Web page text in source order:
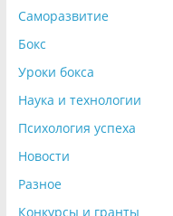
Саморазвитие
Бокс
Уроки бокса
Наука и технологии
Психология успеха
Новости
Разное
Конкурсы и гранты